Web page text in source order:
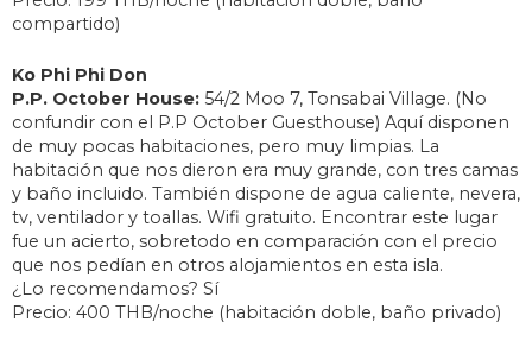
compartido)
Ko Phi Phi Don
P.P. October House: 54/2 Moo 7, Tonsabai Village. (No
confundir con el P.P October Guesthouse) Aquí disponen
de muy pocas habitaciones, pero muy limpias. La
habitación que nos dieron era muy grande, con tres camas
y baño incluido. También dispone de agua caliente, nevera,
tv, ventilador y toallas. Wifi gratuito. Encontrar este lugar
fue un acierto, sobretodo en comparación con el precio
que nos pedían en otros alojamientos en esta isla.
¿Lo recomendamos? Sí
Precio: 400 THB/noche (habitación doble, baño privado)